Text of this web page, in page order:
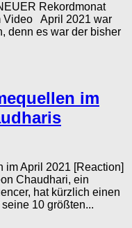
Rekordmonat
April 2021 war
denn es war der bisher
im
im April 2021 [Reaction]
Chaudhari, ein
hat kürzlich einen
10 größten...